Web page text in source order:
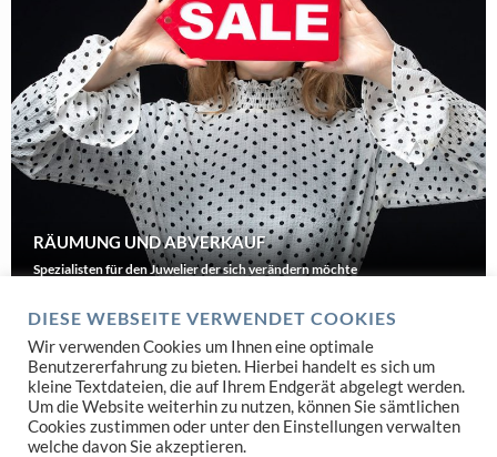
RÄUMUNG UND ABVERKAUF
Spezialisten für den Juwelier der sich verändern möchte
JETZT SUCHEN
DIESE WEBSEITE VERWENDET COOKIES
Wir verwenden Cookies um Ihnen eine optimale
Benutzererfahrung zu bieten. Hierbei handelt es sich um
kleine Textdateien, die auf Ihrem Endgerät abgelegt werden.
Um die Website weiterhin zu nutzen, können Sie sämtlichen
Cookies zustimmen oder unter den Einstellungen verwalten
welche davon Sie akzeptieren.